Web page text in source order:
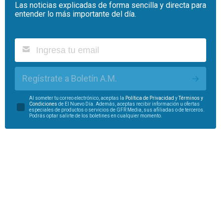
Las noticias explicadas de forma sencilla y directa para
entender lo más importante del día.
Regístrate a Boletín A.M.
Al someter tu correo electrónico, aceptas la Política de Privacidad y
Términos y
Condiciones de El Nuevo Día. Además, aceptas recibir información u ofertas
especiales de productos o servicios de GFR Media, sus afiliadas o de terceros.
Podrás optar salirte de los boletines en cualquier momento.